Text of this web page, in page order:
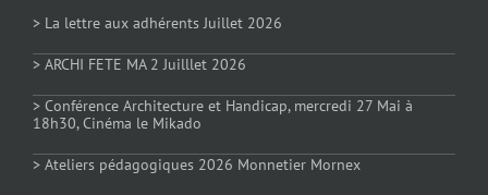
> La lettre aux adhérents Juillet 2026
> ARCHI FETE MA 2 Juilllet 2026
> Conférence Architecture et Handicap, mercredi 27 Mai à
18h30, Cinéma le Mikado
> Ateliers pédagogiques 2026 Monnetier Mornex